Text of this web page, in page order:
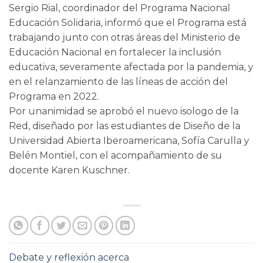
Sergio Rial, coordinador del Programa Nacional
Educación Solidaria, informó que el Programa está
trabajando junto con otras áreas del Ministerio de
Educación Nacional en fortalecer la inclusión
educativa, severamente afectada por la pandemia, y
en el relanzamiento de las líneas de acción del
Programa en 2022.
Por unanimidad se aprobó el nuevo isologo de la
Red, diseñado por las estudiantes de Diseño de la
Universidad Abierta Iberoamericana, Sofía Carulla y
Belén Montiel, con el acompañamiento de su
docente Karen Kuschner.
Debate y reflexión acerca